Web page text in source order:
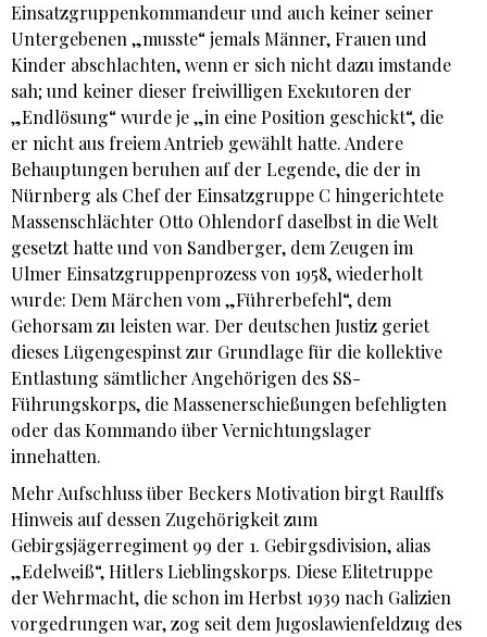
Einsatzgruppenkommandeur und auch keiner seiner
Untergebenen „musste“ jemals Männer, Frauen und
Kinder abschlachten, wenn er sich nicht dazu imstande
sah; und keiner dieser freiwilligen Exekutoren der
„Endlösung“ wurde je „in eine Position geschickt“, die
er nicht aus freiem Antrieb gewählt hatte. Andere
Behauptungen beruhen auf der Legende, die der in
Nürnberg als Chef der Einsatzgruppe C hingerichtete
Massenschlächter Otto Ohlendorf daselbst in die Welt
gesetzt hatte und von Sandberger, dem Zeugen im
Ulmer Einsatzgruppenprozess von 1958, wiederholt
wurde: Dem Märchen vom „Führerbefehl“, dem
Gehorsam zu leisten war. Der deutschen Justiz geriet
dieses Lügengespinst zur Grundlage für die kollektive
Entlastung sämtlicher Angehörigen des SS-
Führungskorps, die Massenerschießungen befehligten
oder das Kommando über Vernichtungslager
innehatten.
Mehr Aufschluss über Beckers Motivation birgt Raulffs
Hinweis auf dessen Zugehörigkeit zum
Gebirgsjägerregiment 99 der 1. Gebirgsdivision, alias
„Edelweiß“, Hitlers Lieblingskorps. Diese Elitetruppe
der Wehrmacht, die schon im Herbst 1939 nach Galizien
vorgedrungen war, zog seit dem Jugoslawienfeldzug des